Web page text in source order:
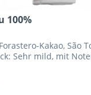
100%
Kakao, São
Sehr mild, mit